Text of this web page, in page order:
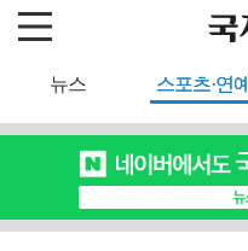
뉴스 스포츠·연예